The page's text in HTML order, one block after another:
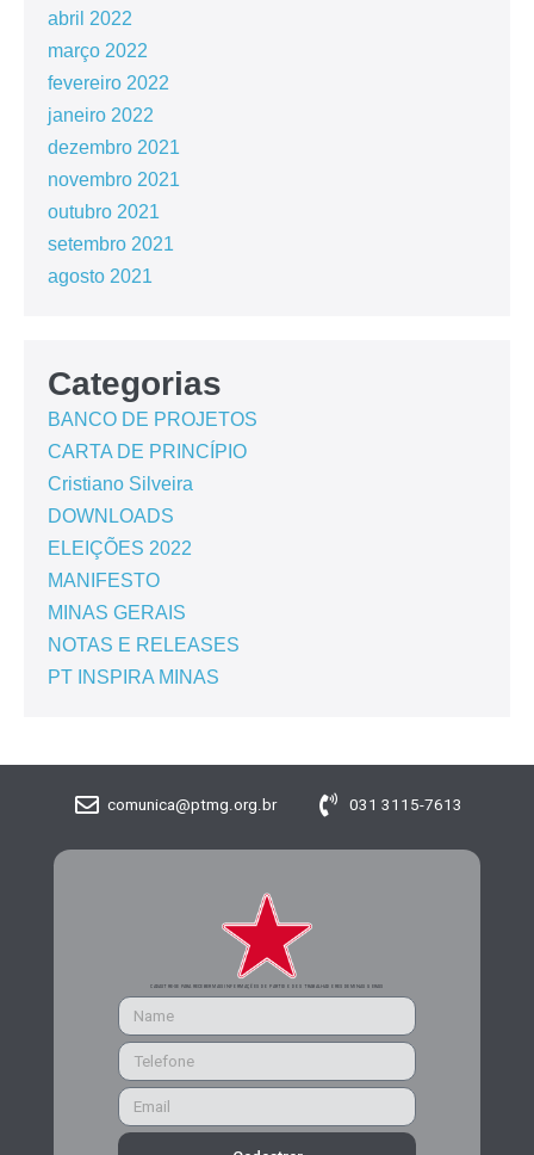
abril 2022
março 2022
fevereiro 2022
janeiro 2022
dezembro 2021
novembro 2021
outubro 2021
setembro 2021
agosto 2021
Categorias
BANCO DE PROJETOS
CARTA DE PRINCÍPIO
Cristiano Silveira
DOWNLOADS
ELEIÇÕES 2022
MANIFESTO
MINAS GERAIS
NOTAS E RELEASES
PT INSPIRA MINAS
comunica@ptmg.org.br 031 3115-7613
CADASTRE-SE PARA RECEBER MAIS INFORMAÇÕES DO PARTIDO DOS TRABALHADORES DE MINAS GERAIS